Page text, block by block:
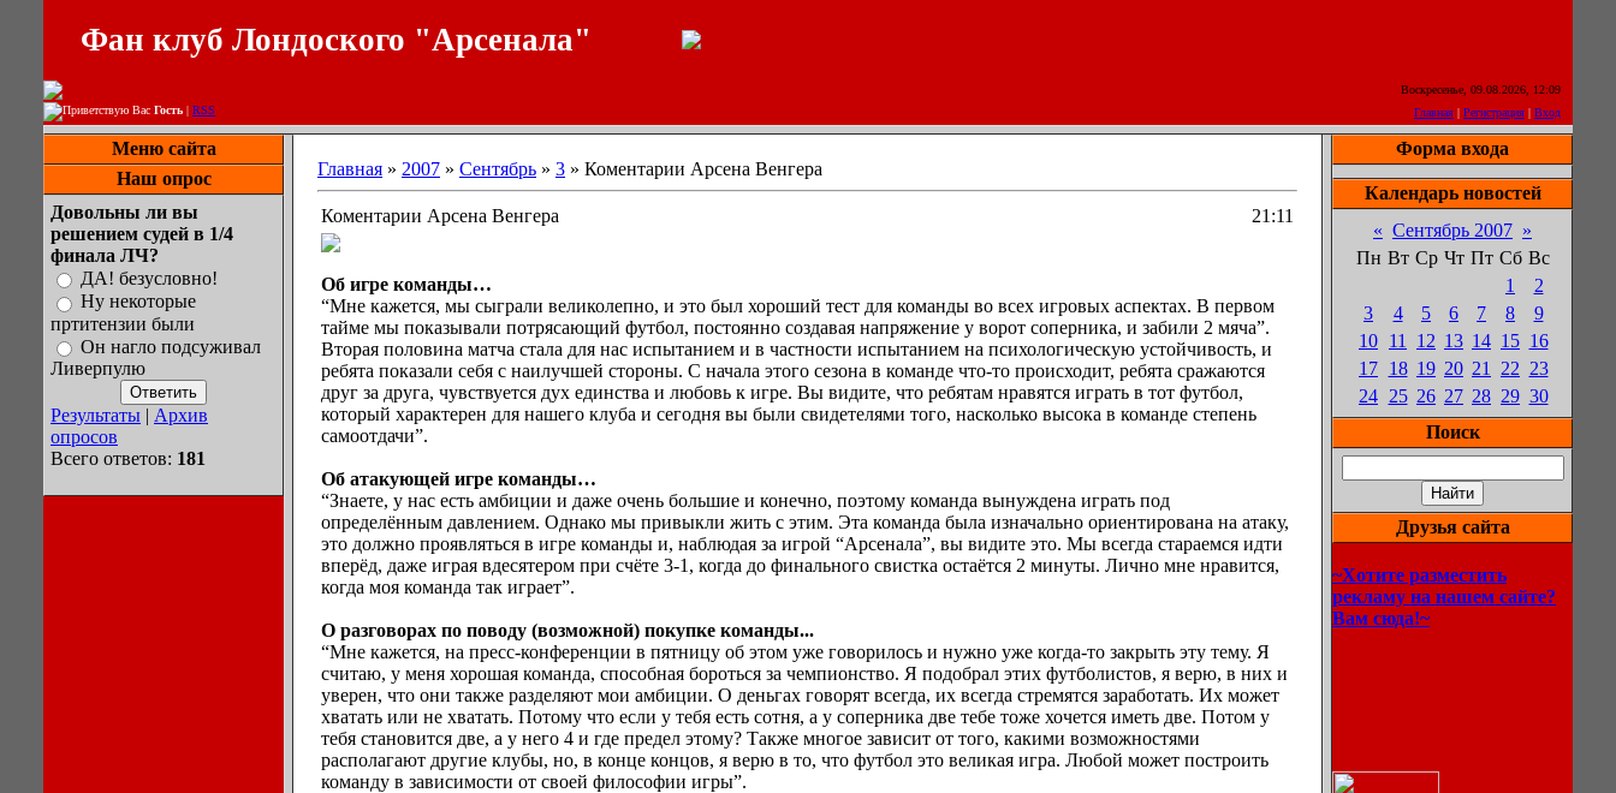
Фан клуб Лондоского "Арсенала"
Воскресенье, 09.08.2026, 12:09
Приветствую Вас Гость | RSS Главная | Регистрация | Вход
Меню сайта
Наш опрос
Довольны ли вы
решением судей в 1/4
финала ЛЧ?
ДА! безусловно!
Ну некоторые
пртитензии были
Он нагло подсуживал
Ливерпулю
Результаты | Архив
опросов
Всего ответов: 181
Главная » 2007 » Сентябрь » 3 » Коментарии Арсена Венгера
Коментарии Арсена Венгера 21:11
Об игре команды…
“Мне кажется, мы сыграли великолепно, и это был хороший тест для команды во всех игровых аспектах. В первом
тайме мы показывали потрясающий футбол, постоянно создавая напряжение у ворот соперника, и забили 2 мяча”.
Вторая половина матча стала для нас испытанием и в частности испытанием на психологическую устойчивость, и
ребята показали себя с наилучшей стороны. С начала этого сезона в команде что-то происходит, ребята сражаются
друг за друга, чувствуется дух единства и любовь к игре. Вы видите, что ребятам нравятся играть в тот футбол,
который характерен для нашего клуба и сегодня вы были свидетелями того, насколько высока в команде степень
самоотдачи”.
Об атакующей игре команды…
“Знаете, у нас есть амбиции и даже очень большие и конечно, поэтому команда вынуждена играть под
определённым давлением. Однако мы привыкли жить с этим. Эта команда была изначально ориентирована на атаку,
это должно проявляться в игре команды и, наблюдая за игрой “Арсенала”, вы видите это. Мы всегда стараемся идти
вперёд, даже играя вдесятером при счёте 3-1, когда до финального свистка остаётся 2 минуты. Лично мне нравится,
когда моя команда так играет”.
О разговорах по поводу (возможной) покупке команды...
“Мне кажется, на пресс-конференции в пятницу об этом уже говорилось и нужно уже когда-то закрыть эту тему. Я
считаю, у меня хорошая команда, способная бороться за чемпионство. Я подобрал этих футболистов, я верю, в них и
уверен, что они также разделяют мои амбиции. О деньгах говорят всегда, их всегда стремятся заработать. Их может
хватать или не хватать. Потому что если у тебя есть сотня, а у соперника две тебе тоже хочется иметь две. Потом у
тебя становится две, а у него 4 и где предел этому? Также многое зависит от того, какими возможностями
располагают другие клубы, но, в конце концов, я верю в то, что футбол это великая игра. Любой может построить
команду в зависимости от своей философии игры”.
Форма входа
Календарь новостей
« Сентябрь 2007 »
Пн Вт Ср Чт Пт Сб Вс
1
2
3
4 5 6 7 8
9
10 11 12 13 14 15 16
17 18 19 20 21 22 23
24 25 26 27 28 29 30
Поиск
Друзья сайта
~Хотите разместить
рекламу на нашем сайте?
Вам сюда!~